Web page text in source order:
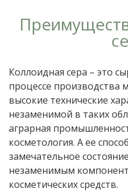
Коллоидная сера – это
процессе производства
высокие технические
незаменимой в таких
аграрная
косметология. А ее
замечательное
незаменимым
косметических средств.